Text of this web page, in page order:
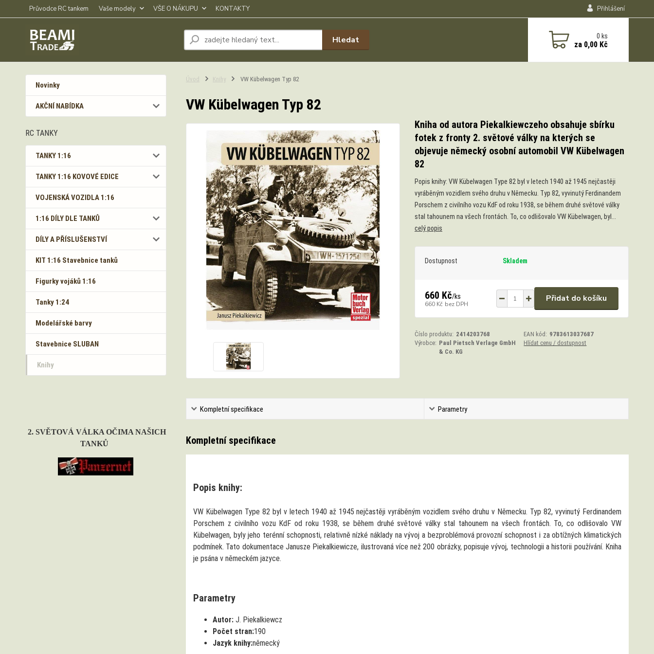
Průvodce RC tankem Vaše modely VŠE O NÁKUPU KONTAKTY Přihlášení
Hledat 0ks
za 0,00 Kč
Novinky
AKČNÍ NABÍDKA
RC TANKY
TANKY 1:16
TANKY 1:16 KOVOVÉ EDICE
VOJENSKÁ VOZIDLA 1:16
1:16 DÍLY DLE TANKŮ
DÍLY A PŘÍSLUŠENSTVÍ
KIT 1:16 Stavebnice tanků
Figurky vojáků 1:16
Tanky 1:24
Modelářské barvy
Stavebnice SLUBAN
Knihy
2. SVĚTOVÁ VÁLKA OČIMA NAŠICH
TANKŮ
Úvod Knihy VW Kübelwagen Typ 82
VW Kübelwagen Typ 82
Kniha od autora Piekalkiewczeho obsahuje sbírku
fotek z fronty 2. světové války na kterých se
objevuje německý osobní automobil VW Kübelwagen
82
Popis knihy: VW Kübelwagen Type 82 byl v letech 1940 až 1945 nejčastěji
vyráběným vozidlem svého druhu v Německu. Typ 82, vyvinutý Ferdinandem
Porschem z civilního vozu KdF od roku 1938, se během druhé světové války
stal tahounem na všech frontách. To, co odlišovalo VW Kübelwagen, byl...
celý popis
Dostupnost Skladem
660 Kč/ks
660 Kč bez DPH
Přidat do košíku
Číslo produktu: 2414203768 EAN kód: 9783613037687
Výrobce: Paul Pietsch Verlage GmbH
& Co. KG
Hlídat cenu / dostupnost
Kompletní specifikace Parametry
Kompletní specifikace
Popis knihy:
VW Kübelwagen Type 82 byl v letech 1940 až 1945 nejčastěji vyráběným vozidlem svého druhu v Německu. Typ 82, vyvinutý Ferdinandem
Porschem z civilního vozu KdF od roku 1938, se během druhé světové války stal tahounem na všech frontách. To, co odlišovalo VW
Kübelwagen, byly jeho terénní schopnosti, relativně nízké náklady na vývoj a bezproblémová provozní schopnost i za obtížných klimatických
podmínek. Tato dokumentace Janusze Piekalkiewicze, ilustrovaná více než 200 obrázky, popisuje vývoj, technologii a historii používání. Kniha
je psána v německém jazyce.
Parametry
Autor:J. Piekalkiewcz
Počet stran:190
Jazyk knihy:německý